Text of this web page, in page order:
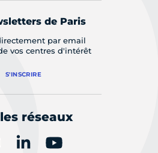
de Paris
par email
vos centres d'intérêt
S'INSCRIRE
réseaux